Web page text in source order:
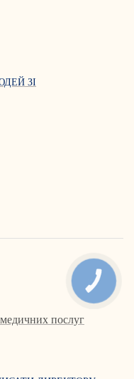
послуг
ЗІ
КНОПКА
ЗВ'ЯЗКУ